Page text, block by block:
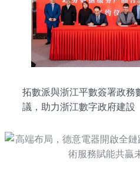
拓數派與浙江平數簽署政務
議，助力浙江數字政府建設